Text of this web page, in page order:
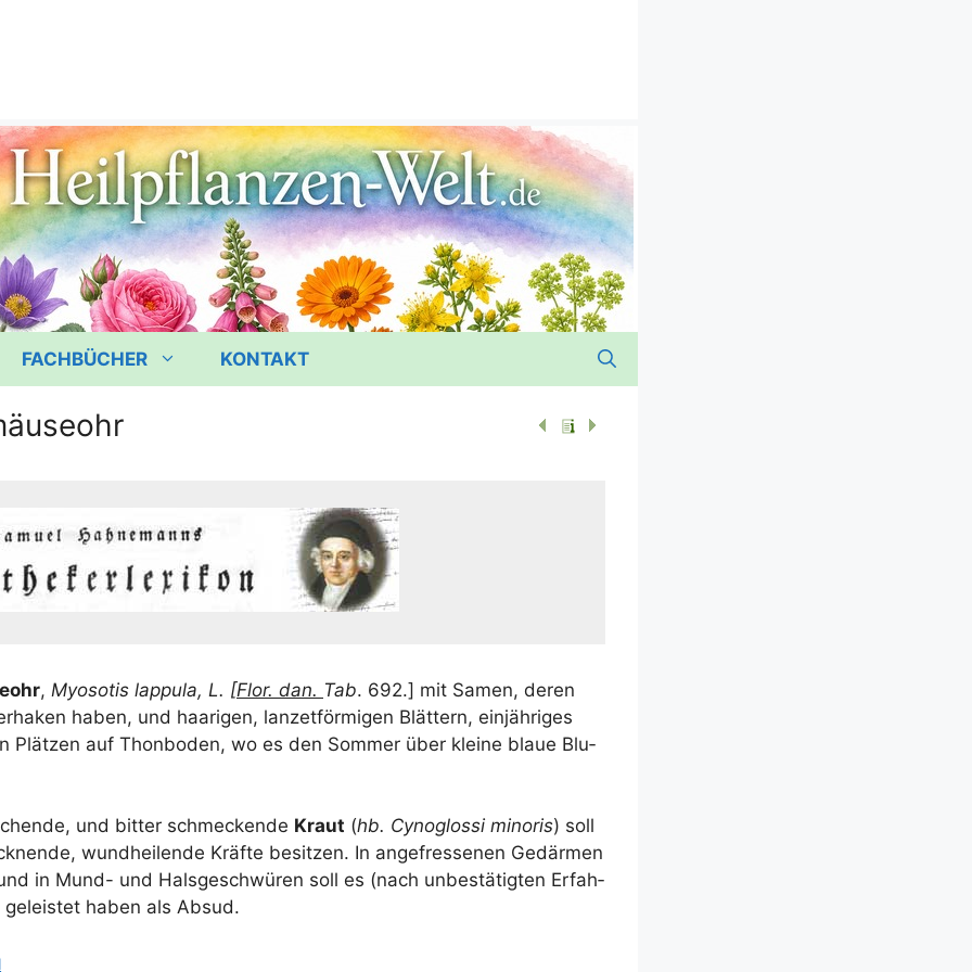
FACHBÜCHER KONTAKT
, Myo­so­tis lap­pu­la, L. [Flor. dan. Tab. 692.] mit Samen, deren
haben, und haa­ri­gen, lan­zet­för­mi­gen Blät­tern, ein­jäh­ri­ges
Plät­zen auf Thon­bo­den, wo es den Som­mer über klei­ne blaue Blu­
und bit­ter schme­cken­de Kraut (hb. Cynoglos­si mino­ris) soll
wund­hei­len­de Kräf­te besit­zen. In ange­fres­se­nen Gedär­men
in Mund- und Hals­ge­schwü­ren soll es (nach unbe­stä­tig­ten Erfah­
geleis­tet haben als Absud.